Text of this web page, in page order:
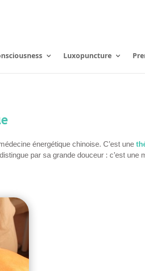
Luxopuncture
énergétique chinoise. C’est une
par sa grande douceur : c’est une